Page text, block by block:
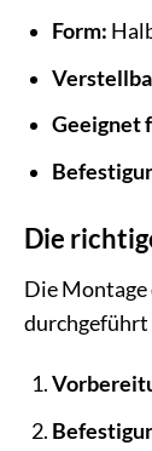
Form:
Geeignet
Die
Die Montage
durchgeführt